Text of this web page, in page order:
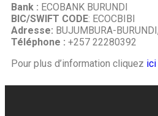
Bank : ECOBANK BURUNDI
BIC/SWIFT CODE: ECOCBIBI
Adresse: BUJUMBURA-
Téléphone : +257 22280392
Pour plus d’information cliquez ici